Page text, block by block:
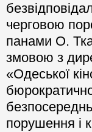
черговою
панами О.
змовою з
«Одеської
порушення і